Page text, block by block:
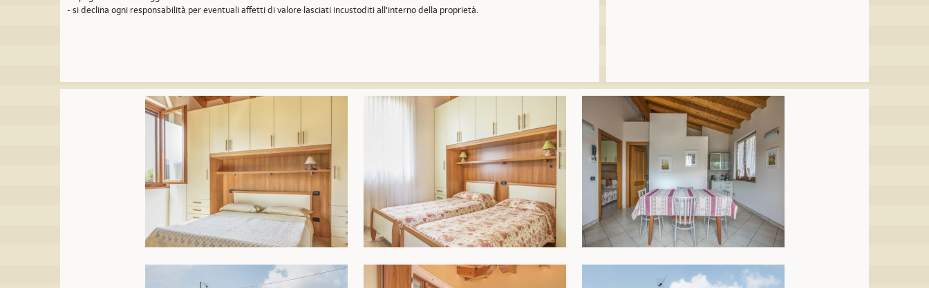
- si declina ogni responsabilità per eventuali affetti di valore lasciati incustoditi all'interno della proprietà.